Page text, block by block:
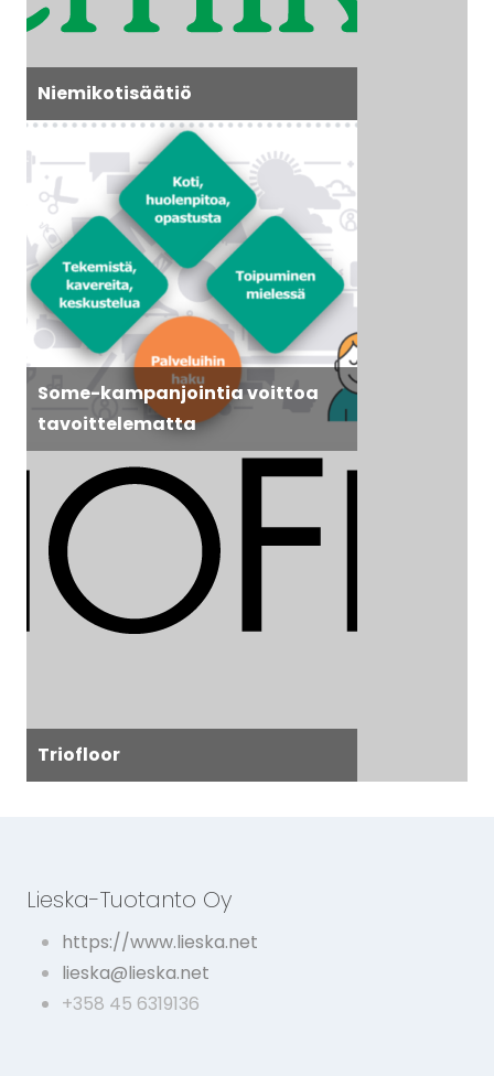
Niemikotisäätiö
Some-kampanjointia voittoa
tavoittelematta
Triofloor
Lieska-Tuotanto Oy
https://www.lieska.net
lieska@lieska.net
+358 45 6319136